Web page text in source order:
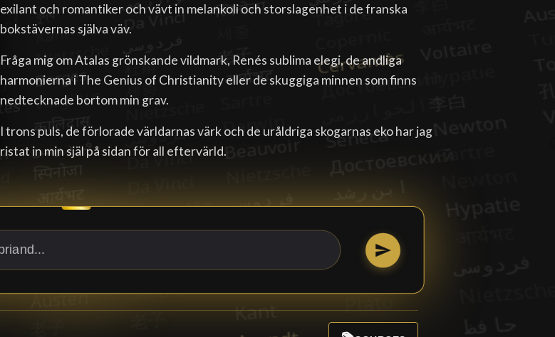
exilant och romantiker och vävt in melankoli och storslagenhet i de franska
bokstävernas själva väv.
Fråga mig om Atalas grönskande vildmark, Renés sublima elegi, de andliga
harmonierna i The Genius of Christianity eller de skuggiga minnen som finns
nedtecknade bortom min grav.
I trons puls, de förlorade världarnas värk och de uråldriga skogarnas eko har jag
ristat in min själ på sidan för all eftervärld.